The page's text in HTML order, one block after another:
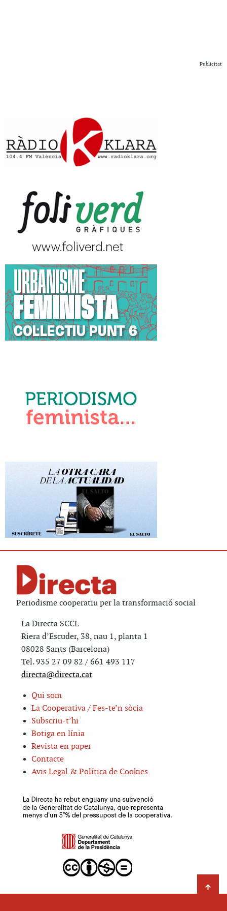
Publicitat
Periodisme cooperatiu per la transformació social
La Directa SCCL
Riera d’Escuder, 38, nau 1, planta 1
08028 Sants (Barcelona)
Tel. 935 27 09 82 / 661 493 117
directa@directa.cat
Qui som
La Cooperativa / Fes-te’n sòcia
Subscriu-t’hi
Botiga en línia
Revista en paper
Contacte
Avis Legal & Política de Cookies